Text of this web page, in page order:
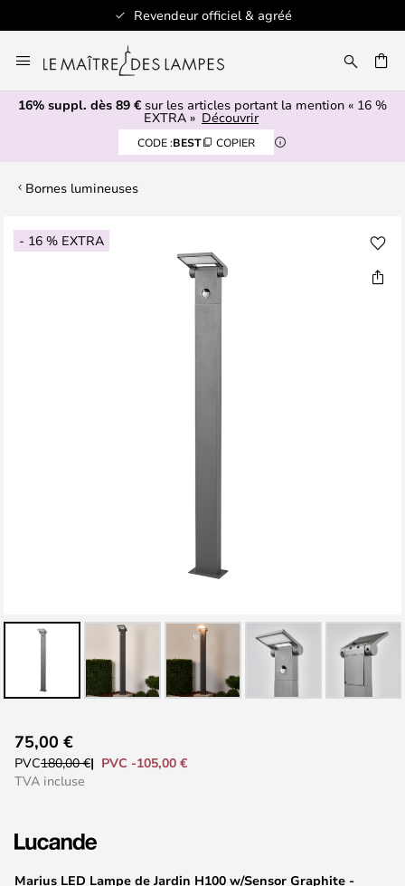
Revendeur officiel & agréé
au
contenu
16% suppl. dès 89 € sur les articles portant la mention « 16 %
EXTRA » Découvrir
CODE :BEST COPIER
Bornes lumineuses
- 16 % EXTRA
Skip
to
to
the
the
Marius LED Lampe de Jardin H100 w/Sensor Graphite -
75,00 €
PVC180,00 €
PVC -105,00 €
TVA incluse